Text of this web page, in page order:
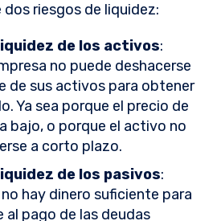
riesgos de liquidez:
de los activos:
no puede deshacerse
de sus activos para obtener
Ya sea porque el precio de
bajo, o porque el activo no
a corto plazo.
de los pasivos:
hay dinero suficiente para
al pago de las deudas